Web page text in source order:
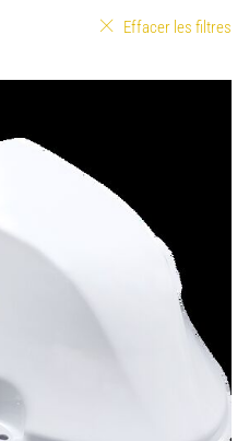
Effacer les filtres